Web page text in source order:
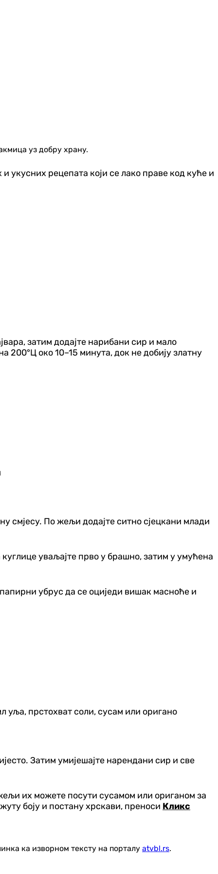
уз добру храну.
укусних рецепата који се лако праве код куће и
затим додајте нарибани сир и мало
200°Ц око 10–15 минута, док не добију златну
смјесу. По жељи додајте ситно сјецкани млади
уваљајте прво у брашно, затим у умућена
убрус да се оциједи вишак масноће и
уља, прстохват соли, сусам или оригано
Затим умијешајте нарендани сир и све
их можете посути сусамом или ориганом за
боју и постану хрскави, преноси Кликс
ка изворном тексту на порталу atvbl.rs.